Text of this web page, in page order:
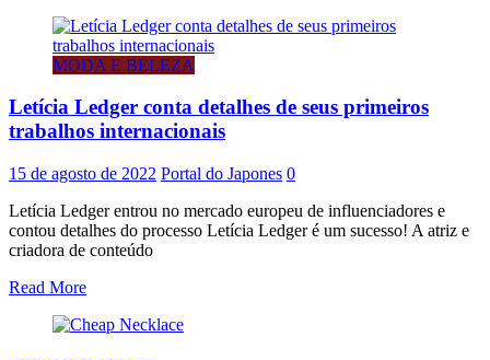
MODA E BELEZA
Letícia Ledger conta detalhes de seus primeiros
trabalhos internacionais
15 de agosto de 2022 Portal do Japones 0
Letícia Ledger entrou no mercado europeu de influenciadores e
contou detalhes do processo Letícia Ledger é um sucesso! A atriz e
criadora de conteúdo
Read More